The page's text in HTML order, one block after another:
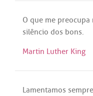
O que me preocupa
silêncio dos bons.
Martin Luther King
Lamentamos sempre